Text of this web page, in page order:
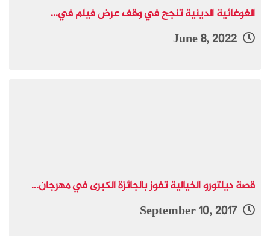
الغوغائية الدينية تنجح في وقف عرض فيلم في...
قصة ديلتورو الخيالية تفوز بالجائزة الكبرى في مهرجان...
September 10, 2017